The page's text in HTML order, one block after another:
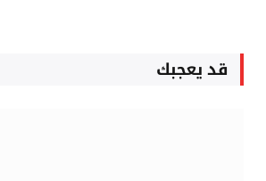
قد يعجبك